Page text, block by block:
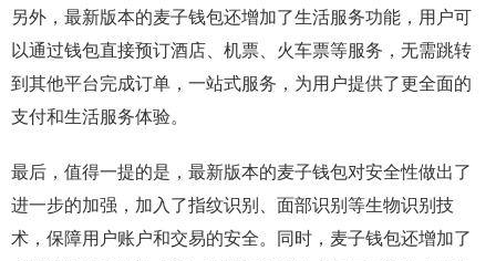
另外，最新版本的麦子钱包还增加了生活服务功能，用户可
以通过钱包直接预订酒店、机票、火车票等服务，无需跳转
到其他平台完成订单，一站式服务，为用户提供了更全面的
支付和生活服务体验。
最后，值得一提的是，最新版本的麦子钱包对安全性做出了
进一步的加强，加入了指纹识别、面部识别等生物识别技
术，保障用户账户和交易的安全。同时，麦子钱包还增加了